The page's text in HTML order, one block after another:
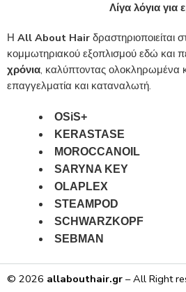
Λίγα λόγια για
Η All About Hair δραστηριοποιείται
κομμωτηριακού εξοπλισμού εδώ και
χρόνια, καλύπτοντας ολοκληρωμένα
επαγγελματία και καταναλωτή.
OSiS+
KERASTASE
MOROCCANOIL
SARYNA KEY
OLAPLEX
STEAMPOD
SCHWARZKOPF
SEBMAN
© 2026 allabouthair.gr – All Right